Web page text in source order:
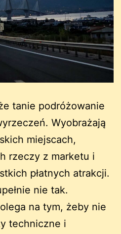
tanie podróżowanie
Wyobrażają
miejscach,
rzeczy z marketu i
płatnych atrakcji.
nie tak.
na tym, żeby nie
techniczne i